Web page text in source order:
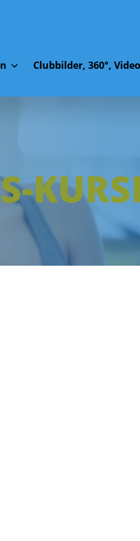
Clubbilder, 360°, Video